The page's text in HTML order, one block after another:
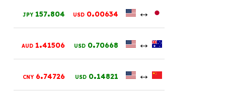
↔
0.00634
USD
157.804
JPY
↔
0.70668
USD
1.41506
AUD
↔
0.14821
USD
6.74726
CNY